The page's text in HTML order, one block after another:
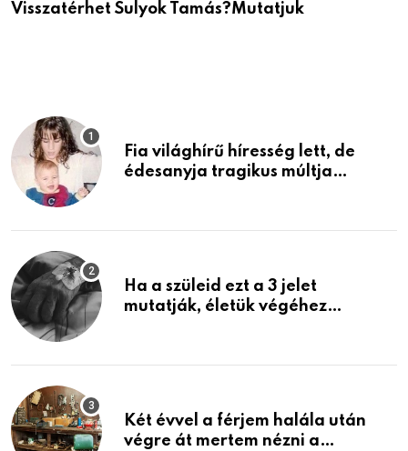
Visszatérhet Sulyok Tamás?Mutatjuk
Fia világhírű híresség lett, de
édesanyja tragikus múltja
Ha a szüleid ezt a 3 jelet
mutatják, életük végéhez
Két évvel a férjem halála után
végre át mertem nézni a